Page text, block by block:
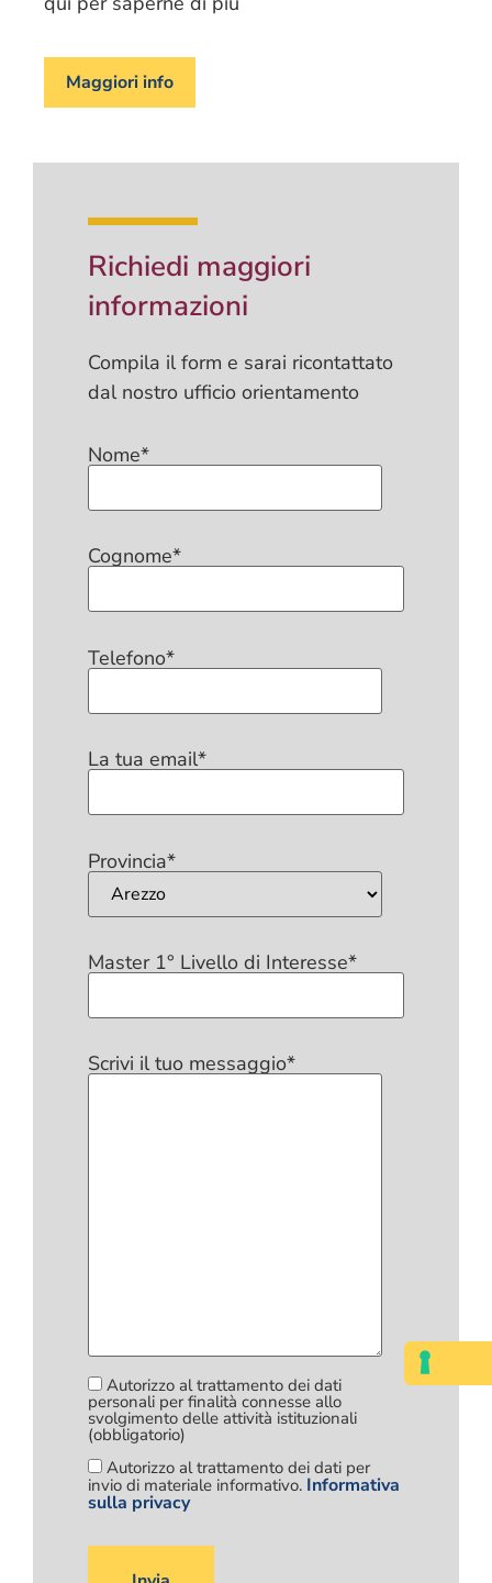
Maggiori info
Richiedi maggiori
informazioni
Compila il form e sarai ricontattato
dal nostro ufficio orientamento
Nome*
Cognome*
Telefono*
La tua email*
Provincia*
Master 1° Livello di Interesse*
Scrivi il tuo messaggio*
Autorizzo al trattamento dei dati
personali per finalità connesse allo
svolgimento delle attività istituzionali
(obbligatorio)
Autorizzo al trattamento dei dati per
invio di materiale informativo. Informativa
sulla privacy